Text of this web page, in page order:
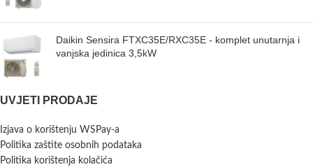
Daikin Sensira FTXC35E/RXC35E - komplet unutarnja i
vanjska jedinica 3,5kW
UVJETI PRODAJE
Izjava o korištenju WSPay-a
Politika zaštite osobnih podataka
Politika korištenja kolačića